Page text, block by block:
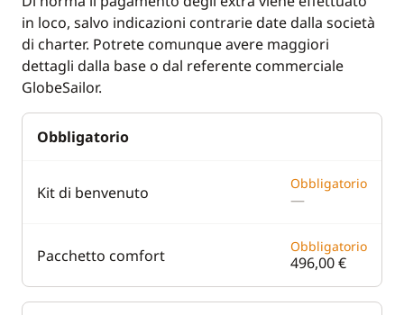
in loco, salvo indicazioni contrarie date dalla società
di charter. Potrete comunque avere maggiori
dettagli dalla base o dal referente commerciale
GlobeSailor.
Obbligatorio
Kit di benvenuto Obbligatorio
—
Pacchetto comfort Obbligatorio
496,00 €